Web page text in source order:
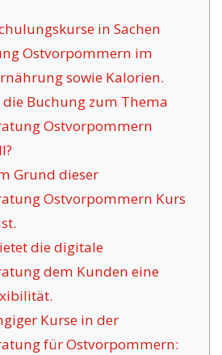
in Sachen
Ostvorpommern im
sowie Kalorien.
Buchung zum Thema
Ostvorpommern
Grund dieser
Ostvorpommern Kurs
die digitale
dem Kunden eine
Kurse in der
für Ostvorpommern: